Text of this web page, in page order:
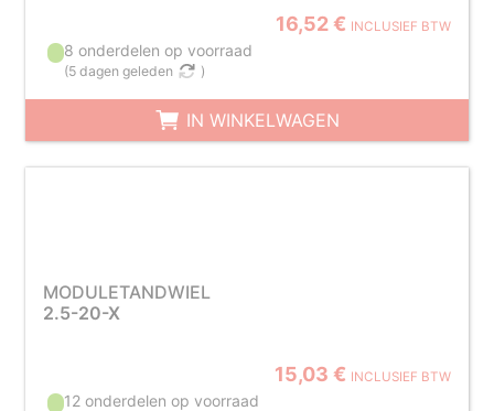
16,52 € INCLUSIEF BTW
8 onderdelen op voorraad
(5 dagen geleden )
IN WINKELWAGEN
MODULETANDWIEL
2.5-20-X
15,03 € INCLUSIEF BTW
12 onderdelen op voorraad